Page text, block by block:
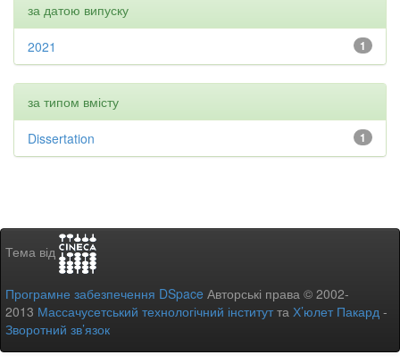
за датою випуску
1
2021
за типом вмісту
1
Dissertation
Тема від
Програмне забезпечення DSpace Авторські права © 2002-
2013 Массачусетський технологічний інститутта Х’юлет Пакард -
Зворотний зв’язок